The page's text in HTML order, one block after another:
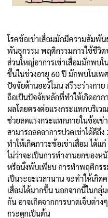
โรคข้อเข่าเสื่อมมักมีความสัมพั
พันธุกรรม พฤติกรรมการใช้ชีวิต
ส่วนใหญ่อาการเข่าเสื่อมมักพบ
ขึ้นในช่วงอายุ 60 ปี มักพบในเพ
ปัจจัยด้านฮอร์โมน สรีระร่างกา
ถือเป็นปัจจัยหลักที่ทำให้เกิดอาก
ผลโดยตรงต่อแรงกระแทกบริเ
ช่วยลดแรงกระแทกภายในข้อเข่
สามารถลดอาการปวดเข่าได้ดีถึ
ทำให้เกิดภาวะข้อเข่าเสื่อม ได้
ไม่ว่าจะเป็นการทำงานยกของห
หรือนั่งพับเพียบ การทำพฤติกร
เป็นระยะเวลานาน จะทำให้เกิด
เสื่อมได้มากขึ้น นอกจากนี้ในกลุ่
กัน อาจเกิดจากการบาดเจ็บต่าง
กระดูกเป็นต้น